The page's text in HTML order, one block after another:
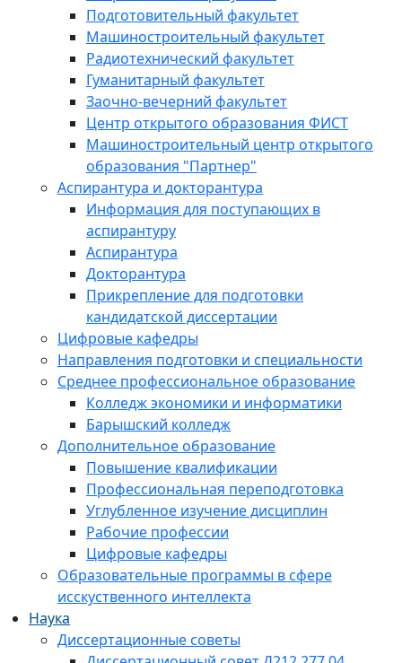
Подготовительный факультет
Машиностроительный факультет
Радиотехнический факультет
Гуманитарный факультет
Заочно-вечерний факультет
Центр открытого образования ФИСТ
Машиностроительный центр открытого
образования "Партнер"
Аспирантура и докторантура
Информация для поступающих в
аспирантуру
Аспирантура
Докторантура
Прикрепление для подготовки
кандидатской диссертации
Цифровые кафедры
Направления подготовки и специальности
Среднее профессиональное образование
Колледж экономики и информатики
Барышский колледж
Дополнительное образование
Повышение квалификации
Профессиональная переподготовка
Углубленное изучение дисциплин
Рабочие профессии
Цифровые кафедры
Образовательные программы в сфере
исскуственного интеллекта
Наука
Диссертационные советы